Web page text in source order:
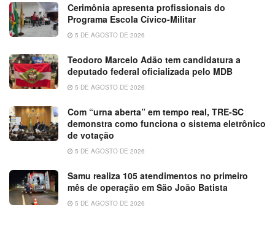
Cerimônia apresenta profissionais do
Programa Escola Cívico-Militar
5 DE AGOSTO DE 2026
Teodoro Marcelo Adão tem candidatura a
deputado federal oficializada pelo MDB
5 DE AGOSTO DE 2026
Com “urna aberta” em tempo real, TRE-SC
demonstra como funciona o sistema eletrônico
de votação
5 DE AGOSTO DE 2026
Samu realiza 105 atendimentos no primeiro
mês de operação em São João Batista
5 DE AGOSTO DE 2026